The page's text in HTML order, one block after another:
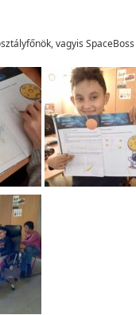
vagyis SpaceBoss